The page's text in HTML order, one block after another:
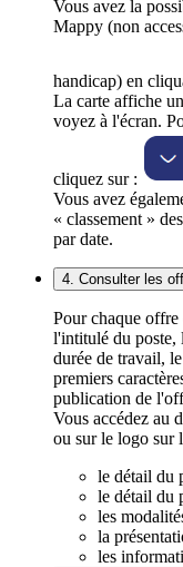
Vous avez la
Mappy (non
handicap) en
La carte affiche
voyez à l'écran.
cliquez sur :
Vous avez
« classement »
par date.
4. Consulter les
Pour chaque
l'intitulé du poste,
durée de travail,
premiers
publication de
Vous accédez au
ou sur le logo sur
le détail du
le détail du
les
la
les